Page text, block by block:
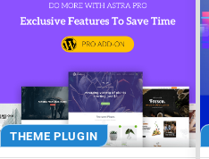
THEME PLUGIN